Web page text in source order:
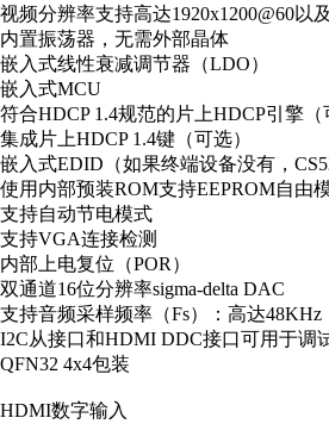
视频分辨率支持高达1920x1200@60以及
内置振荡器，无需外部晶体
嵌入式线性衰减调节器（LDO）
嵌入式MCU
符合HDCP 1.4规范的片上HDCP引擎（
集成片上HDCP 1.4键（可选）
嵌入式EDID （如果终端设备没有，
使用内部预装ROM支持EEPROM自由
支持自动节电模式
支持VGA连接检测
内部上电复位（POR ）
双通道16位分辨率sigma-delta DAC
支持音频采样频率（Fs）：高达48KHz
I2C从接口和HDMI DDC接口可用于调
QFN32 4x4包装
HDMI数字输入